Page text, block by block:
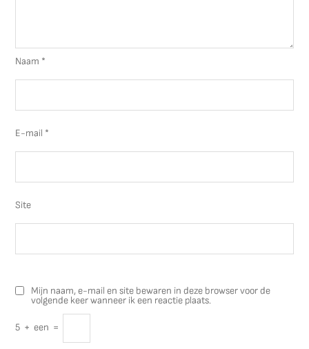
Naam *
E-mail *
Site
Mijn naam, e-mail en site bewaren in deze browser voor de
volgende keer wanneer ik een reactie plaats.
5 + een =